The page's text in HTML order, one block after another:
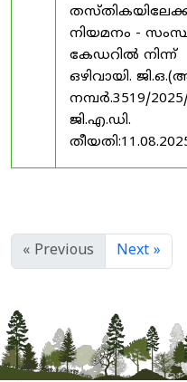
നിയമനം -
കേഡറിൽ നിന്ന്
ഒഴിവായി.
നമ്പർ.3519/
ജി.എ.ഡി.
« Previous Next »